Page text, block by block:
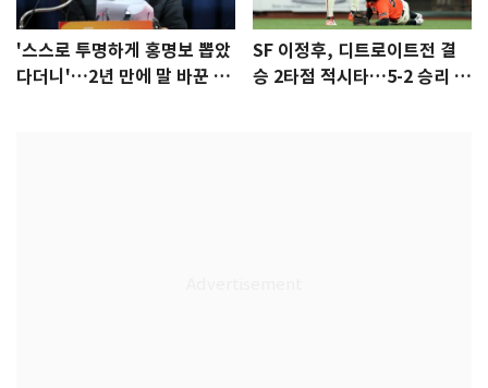
'스스로 투명하게 홍명보 뽑았
다더니'…2년 만에 말 바꾼 이
SF 이정후, 디트로이트전 결
승 2타점 적시타…5-2 승리 견